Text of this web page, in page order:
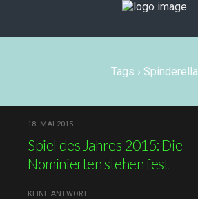
Tags › Spinderella
18. MAI 2015
Spiel des Jahres 2015: Die
Nominierten stehen fest
KEINE ANTWORT